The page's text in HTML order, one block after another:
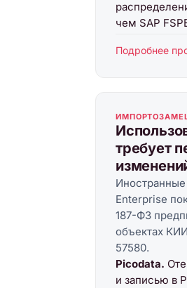
чем SAP
Подробнее
требует
Enterprise
187-ФЗ
объектах
57580.
Picodata.
и записью в